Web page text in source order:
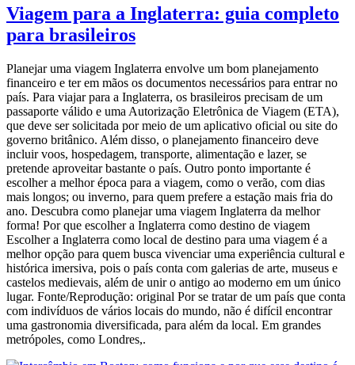
Viagem para a Inglaterra: guia completo
para brasileiros
Planejar uma viagem Inglaterra envolve um bom planejamento
financeiro e ter em mãos os documentos necessários para entrar no
país. Para viajar para a Inglaterra, os brasileiros precisam de um
passaporte válido e uma Autorização Eletrônica de Viagem (ETA),
que deve ser solicitada por meio de um aplicativo oficial ou site do
governo britânico. Além disso, o planejamento financeiro deve
incluir voos, hospedagem, transporte, alimentação e lazer, se
pretende aproveitar bastante o país. Outro ponto importante é
escolher a melhor época para a viagem, como o verão, com dias
mais longos; ou inverno, para quem prefere a estação mais fria do
ano. Descubra como planejar uma viagem Inglaterra da melhor
forma! Por que escolher a Inglaterra como destino de viagem
Escolher a Inglaterra como local de destino para uma viagem é a
melhor opção para quem busca vivenciar uma experiência cultural e
histórica imersiva, pois o país conta com galerias de arte, museus e
castelos medievais, além de unir o antigo ao moderno em um único
lugar. Fonte/Reprodução: original Por se tratar de um país que conta
com indivíduos de vários locais do mundo, não é difícil encontrar
uma gastronomia diversificada, para além da local. Em grandes
metrópoles, como Londres,.